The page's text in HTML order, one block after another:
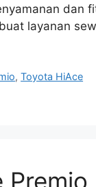
dan
layanan
,Toyota HiAce